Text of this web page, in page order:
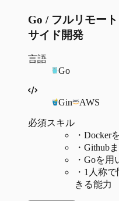
Go / フルリモー
サイド開発
言語
Go
Gin AWS
必須スキル
・ Docker
・ Github
・ Goを用
・ 1人称
きる能力